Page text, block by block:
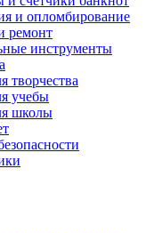
и опломбирование
ремонт
инструменты
творчества
учебы
школы